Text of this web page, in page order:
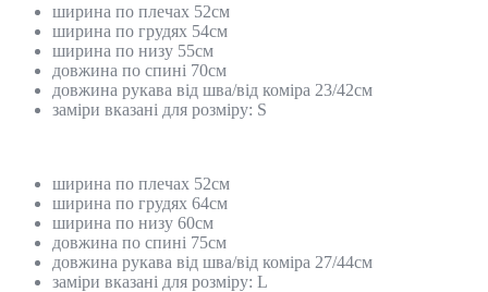
ширина по плечах 52см
ширина по грудях 54см
ширина по низу 55см
довжина по спині 70см
довжина рукава від шва/від коміра 23/42см
заміри вказані для розміру: S
ширина по плечах 52см
ширина по грудях 64см
ширина по низу 60см
довжина по спині 75см
довжина рукава від шва/від коміра 27/44см
заміри вказані для розміру: L